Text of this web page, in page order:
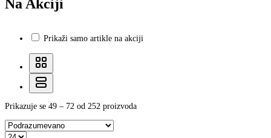
Na Akciji
Prikaži samo artikle na akciji
Prikazuje se 49 – 72 od 252 proizvoda